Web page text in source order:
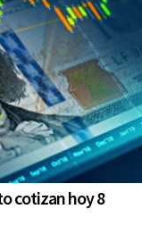
cotizan hoy 8